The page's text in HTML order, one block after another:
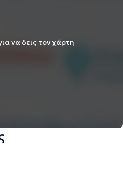
να δεις τον χάρτη